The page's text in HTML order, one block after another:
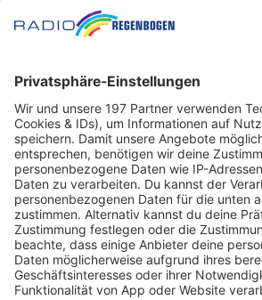
Astrologische Numerologie
Das sagt euer
über eure Ehe aus